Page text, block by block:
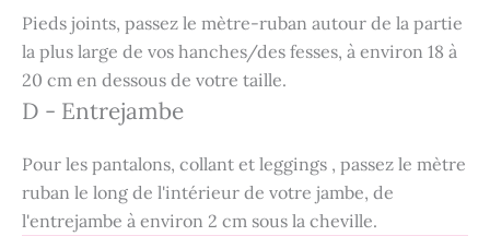
Pieds joints, passez le mètre-ruban autour de la partie
la plus large de vos hanches/des fesses, à environ 18 à
20 cm en dessous de votre taille.
D - Entrejambe
Pour les pantalons, collant et leggings , passez le mètre
ruban le long de l'intérieur de votre jambe, de
l'entrejambe à environ 2 cm sous la cheville.